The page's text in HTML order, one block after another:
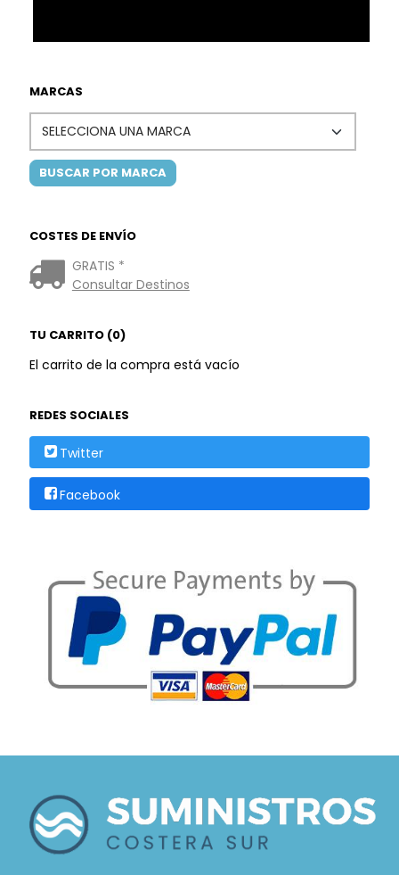
MARCAS
COSTES DE ENVÍO
GRATIS *
Consultar Destinos
TU CARRITO (0)
El carrito de la compra está vacío
REDES SOCIALES
Twitter
Facebook